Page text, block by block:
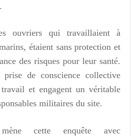
ouvriers qui travaillaient à
étaient sans protection et
des risques pour leur santé.
de conscience collective
et engagent un véritable
militaires du site.
cette enquête avec